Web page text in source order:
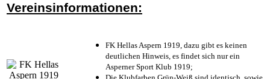
Vereinsinformationen:
FK Hellas Aspern 1919, dazu gibt es keinen
deutlichen Hinweis, es findet sich nur ein
Asperner Sport Klub 1919;